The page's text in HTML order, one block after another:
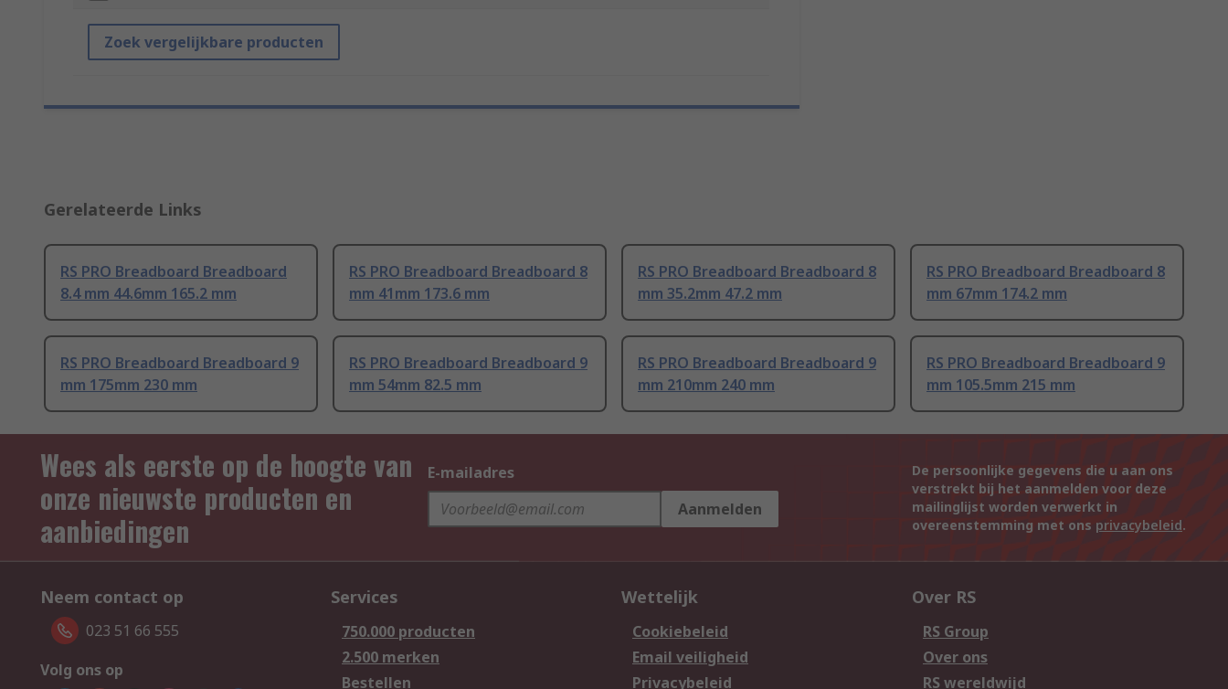
Zoek vergelijkbare producten
Gerelateerde Links
RS PRO Breadboard Breadboard
8.4 mm 44.6mm 165.2 mm
RS PRO Breadboard Breadboard 8
mm 41mm 173.6 mm
RS PRO Breadboard Breadboard 8
mm 35.2mm 47.2 mm
RS PRO Breadboard Breadboard 8
mm 67mm 174.2 mm
RS PRO Breadboard Breadboard 9
mm 175mm 230 mm
RS PRO Breadboard Breadboard 9
mm 54mm 82.5 mm
RS PRO Breadboard Breadboard 9
mm 210mm 240 mm
RS PRO Breadboard Breadboard 9
mm 105.5mm 215 mm
Wees als eerste op de hoogte van
onze nieuwste producten en
aanbiedingen
E-mailadres
Aanmelden
De persoonlijke gegevens die u aan ons
verstrekt bij het aanmelden voor deze
mailinglijst worden verwerkt in
overeenstemming met ons privacybeleid.
Neem contact op
023 51 66 555
Volg ons op
Services
750.000 producten
2.500 merken
Bestellen
Wettelijk
Cookiebeleid
Email veiligheid
Privacybeleid
Over RS
RS Group
Over ons
RS wereldwijd